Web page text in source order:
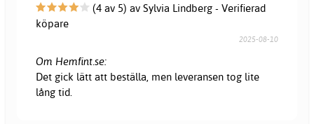
(4 av 5) av Sylvia Lindberg - Verifierad
köpare
2025-08-10
Om Hemfint.se:
Det gick lätt att beställa, men leveransen tog lite
lång tid.